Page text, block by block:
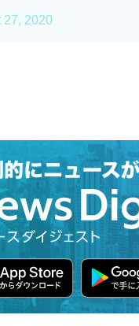
27, 2020